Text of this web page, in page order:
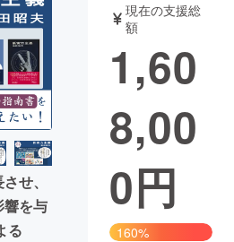
ガジェット
書籍・雑誌
チャレンジ
域活性化
Good
CAMPFIRE Creation
せ、
響を与
る
現在の支援総
額
1,60
8,00
0円
160%